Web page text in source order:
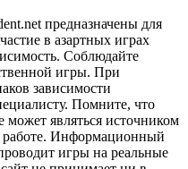
предназначены для
в азартных играх
Соблюдайте
игры. При
зависимости
Помните, что
может являться источником
работе. Информационный
игры на реальные